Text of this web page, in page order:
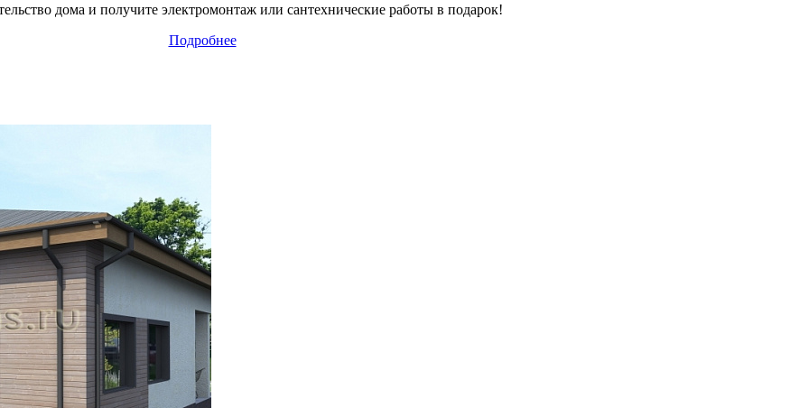
дома и получите электромонтаж или сантехнические работы в подарок!
Подробнее